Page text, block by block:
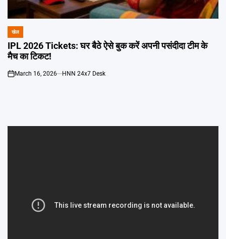
POSTED
IN
खेल
IPL 2026 Tickets: घर बैठे ऐसे बुक करें अपनी पसंदीदा टीम के
मैच का टिकट!
on
March 16, 2026 HNN 24x7 Desk